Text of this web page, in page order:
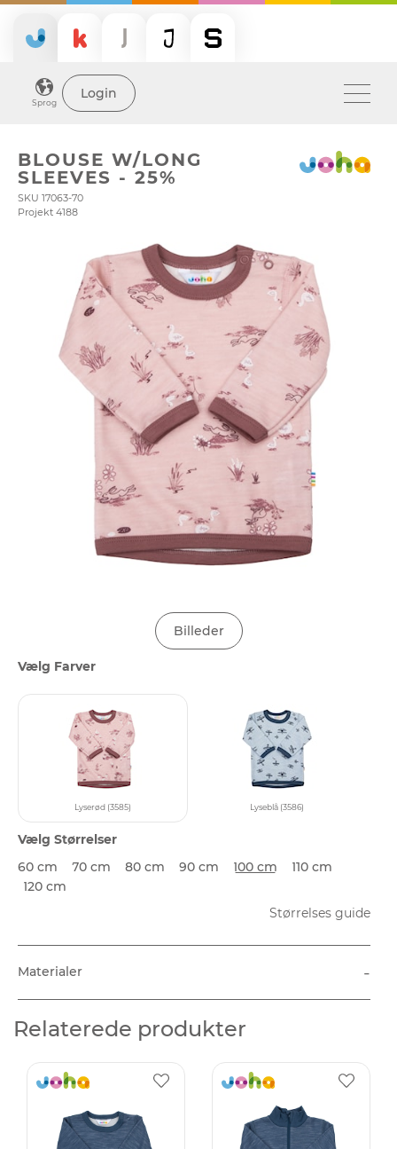
Sprog
Login
BLOUSE W/LONG
SLEEVES - 25%
SKU 17063-70
Projekt 4188
Billeder
Vælg Farver
Lyserød (3585) Lyseblå (3586)
Vælg Størrelser
60 cm
70 cm 80 cm 90 cm 100 cm
110 cm
120 cm
Størrelses guide
Materialer -
Relaterede produkter